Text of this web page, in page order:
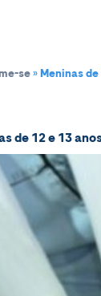
se»Meninas
de 12 e 13